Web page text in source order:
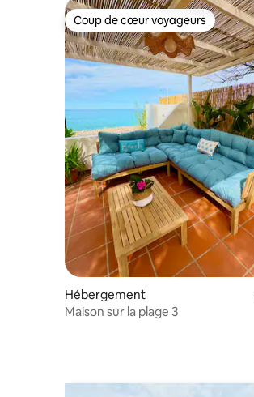
Coup de cœur voyageurs
Coup de cœur voyageurs
Hébergement
Maison sur la plage 3